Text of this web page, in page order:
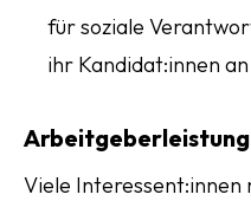
für soziale
ihr Kandidat:innen
Viele Interessent:innen